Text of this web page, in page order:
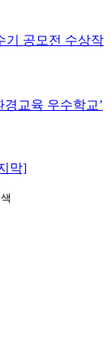
기 공모전 수상작
교육 우수학교’